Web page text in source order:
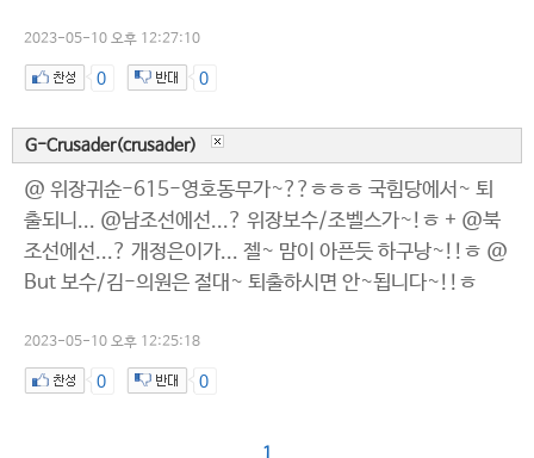
2023-05-10 오후 12:27:10
0 0
G-Crusader(crusader)
@ 위장귀순-615-영호동무가~??ㅎㅎㅎ 국힘당에서~ 퇴
출되니... @남조선에선...? 위장보수/조벨스가~!ㅎ + @북
조선에선...? 개정은이가... 젤~ 맘이 아픈듯 하구낭~!!ㅎ @
But 보수/김-의원은 절대~ 퇴출하시면 안~됩니다~!!ㅎ
2023-05-10 오후 12:25:18
0 0
1